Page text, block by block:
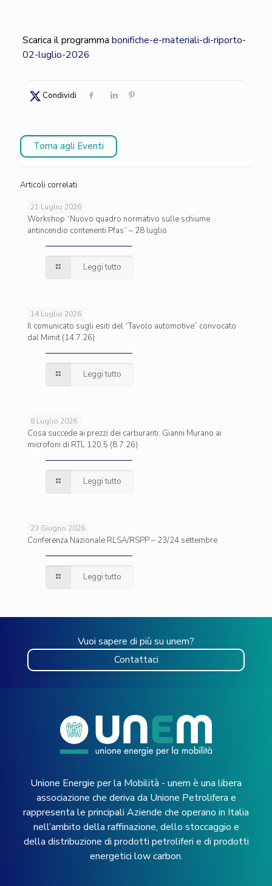
Scarica il programma bonifiche-e-materiali-di-riporto-
02-luglio-2026
Condividi
Torna agli Eventi
Articoli correlati
21 Luglio 2026
Workshop “Nuovo quadro normativo sulle schiume
antincendio contenenti Pfas” – 28 luglio
Leggi tutto
14 Luglio 2026
Il comunicato sugli esiti del “Tavolo automotive” convocato
dal Mimit (14.7.26)
Leggi tutto
8 Luglio 2026
Cosa succede ai prezzi dei carburanti: Gianni Murano ai
microfoni di RTL 120,5 (8.7.26)
Leggi tutto
23 Giugno 2026
Conferenza Nazionale RLSA/RSPP – 23/24 settembre
Leggi tutto
Vuoi sapere di più su unem?
Contattaci
Unione Energie per la Mobilità - unem è una libera
associazione che deriva da Unione Petrolifera e
rappresenta le principali Aziende che operano in Italia
nell’ambito della raffinazione, dello stoccaggio e
della distribuzione di prodotti petroliferi e di prodotti
energetici low carbon.